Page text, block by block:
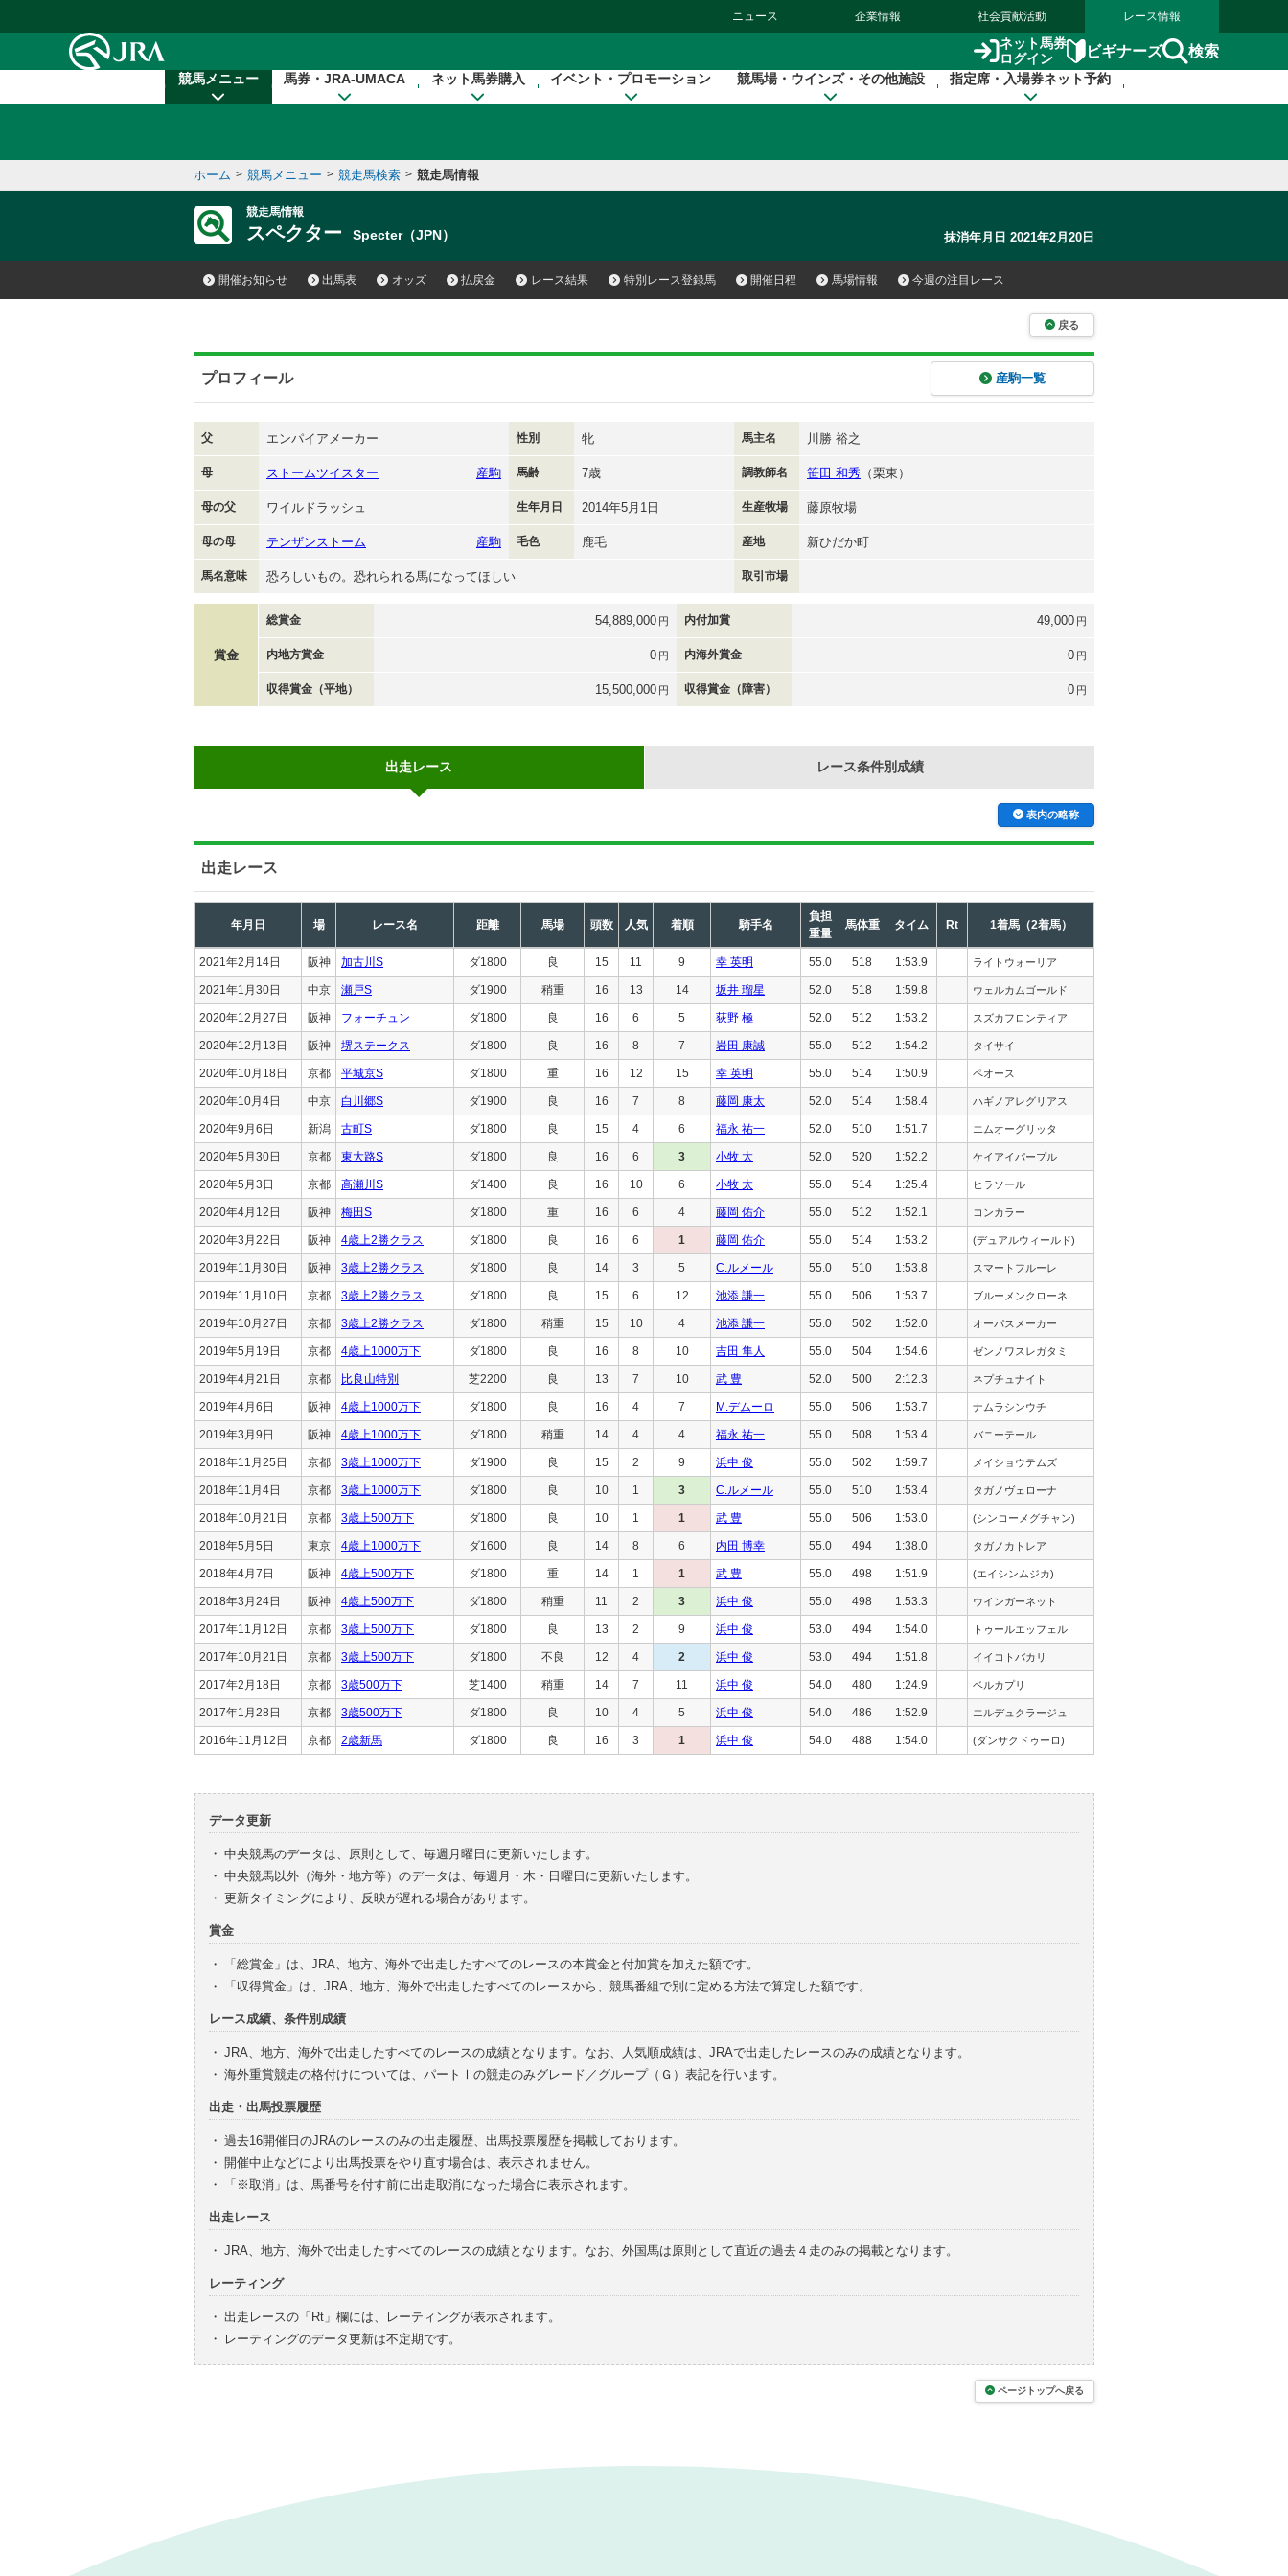
ニュース 企業情報 社会貢献活動 レース情報
ネット馬券
ログイン
ビギナーズ 検索
競馬メニュー 馬券・JRA-UMACA ネット馬券購入 イベント・プロモーション 競馬場・ウインズ・その他施設 指定席・入場券ネット予約
ホーム > 競馬メニュー > 競走馬検索 > 競走馬情報
競走馬情報
スペクター Specter（JPN） 抹消年月日 2021年2月20日
開催お知らせ 出馬表 オッズ 払戻金 レース結果 特別レース登録馬 開催日程 馬場情報 今週の注目レース
戻る
プロフィール 産駒一覧
父 エンパイアメーカー 性別 牝 馬主名 川勝 裕之
母 ストームツイスター 産駒 馬齢 7歳 調教師名 笹田 和秀 （栗東）
母の父 ワイルドラッシュ 生年月日 2014年5月1日 生産牧場 藤原牧場
母の母 テンザンストーム 産駒 毛色 鹿毛 産地 新ひだか町
馬名意味 恐ろしいもの。恐れられる馬になってほしい 取引市場
賞金
総賞金 54,889,000 円 内付加賞 49,000 円
内地方賞金 0 円 内海外賞金 0 円
収得賞金（平地） 15,500,000 円 収得賞金（障害） 0 円
出走レース レース条件別成績
表内の略称
出走レース
年月日 場 レース名 距離 馬場 頭数 人気 着順 騎手名
負担
重量
馬体重 タイム Rt 1着馬（2着馬）
2021年2月14日 阪神 加古川S ダ1800 良 15 11 9 幸 英明 55.0 518 1:53.9 ライトウォーリア
2021年1月30日 中京 瀬戸S ダ1900 稍重 16 13 14 坂井 瑠星 52.0 518 1:59.8 ウェルカムゴールド
2020年12月27日 阪神 フォーチュン ダ1800 良 16 6 5 荻野 極 52.0 512 1:53.2 スズカフロンティア
2020年12月13日 阪神 堺ステークス ダ1800 良 16 8 7 岩田 康誠 55.0 512 1:54.2 タイサイ
2020年10月18日 京都 平城京S ダ1800 重 16 12 15 幸 英明 55.0 514 1:50.9 ペオース
2020年10月4日 中京 白川郷S ダ1900 良 16 7 8 藤岡 康太 52.0 514 1:58.4 ハギノアレグリアス
2020年9月6日 新潟 古町S ダ1800 良 15 4 6 福永 祐一 52.0 510 1:51.7 エムオーグリッタ
2020年5月30日 京都 東大路S ダ1800 良 16 6 3 小牧 太 52.0 520 1:52.2 ケイアイパープル
2020年5月3日 京都 高瀬川S ダ1400 良 16 10 6 小牧 太 55.0 514 1:25.4 ヒラソール
2020年4月12日 阪神 梅田S ダ1800 重 16 6 4 藤岡 佑介 55.0 512 1:52.1 コンカラー
2020年3月22日 阪神 4歳上2勝クラス ダ1800 良 16 6 1 藤岡 佑介 55.0 514 1:53.2 (デュアルウィールド)
2019年11月30日 阪神 3歳上2勝クラス ダ1800 良 14 3 5 C.ルメール 55.0 510 1:53.8 スマートフルーレ
2019年11月10日 京都 3歳上2勝クラス ダ1800 良 15 6 12 池添 謙一 55.0 506 1:53.7 ブルーメンクローネ
2019年10月27日 京都 3歳上2勝クラス ダ1800 稍重 15 10 4 池添 謙一 55.0 502 1:52.0 オーパスメーカー
2019年5月19日 京都 4歳上1000万下 ダ1800 良 16 8 10 吉田 隼人 55.0 504 1:54.6 ゼンノワスレガタミ
2019年4月21日 京都 比良山特別 芝2200 良 13 7 10 武 豊 52.0 500 2:12.3 ネプチュナイト
2019年4月6日 阪神 4歳上1000万下 ダ1800 良 16 4 7 M.デムーロ 55.0 506 1:53.7 ナムラシンウチ
2019年3月9日 阪神 4歳上1000万下 ダ1800 稍重 14 4 4 福永 祐一 55.0 508 1:53.4 バニーテール
2018年11月25日 京都 3歳上1000万下 ダ1900 良 15 2 9 浜中 俊 55.0 502 1:59.7 メイショウテムズ
2018年11月4日 京都 3歳上1000万下 ダ1800 良 10 1 3 C.ルメール 55.0 510 1:53.4 タガノヴェローナ
2018年10月21日 京都 3歳上500万下 ダ1800 良 10 1 1 武 豊 55.0 506 1:53.0 (シンコーメグチャン)
2018年5月5日 東京 4歳上1000万下 ダ1600 良 14 8 6 内田 博幸 55.0 494 1:38.0 タガノカトレア
2018年4月7日 阪神 4歳上500万下 ダ1800 重 14 1 1 武 豊 55.0 498 1:51.9 (エイシンムジカ)
2018年3月24日 阪神 4歳上500万下 ダ1800 稍重 11 2 3 浜中 俊 55.0 498 1:53.3 ウインガーネット
2017年11月12日 京都 3歳上500万下 ダ1800 良 13 2 9 浜中 俊 53.0 494 1:54.0 トゥールエッフェル
2017年10月21日 京都 3歳上500万下 ダ1800 不良 12 4 2 浜中 俊 53.0 494 1:51.8 イイコトバカリ
2017年2月18日 京都 3歳500万下 芝1400 稍重 14 7 11 浜中 俊 54.0 480 1:24.9 ベルカプリ
2017年1月28日 京都 3歳500万下 ダ1800 良 10 4 5 浜中 俊 54.0 486 1:52.9 エルデュクラージュ
2016年11月12日 京都 2歳新馬 ダ1800 良 16 3 1 浜中 俊 54.0 488 1:54.0 (ダンサクドゥーロ)
データ更新
・ 中央競馬のデータは、原則として、毎週月曜日に更新いたします。
・ 中央競馬以外（海外・地方等）のデータは、毎週月・木・日曜日に更新いたします。
・ 更新タイミングにより、反映が遅れる場合があります。
賞金
・
「総賞金」は、JRA、地方、海外で出走したすべてのレースの本賞金と付加賞を加えた額です。
・
「収得賞金」は、JRA、地方、海外で出走したすべてのレースから、競馬番組で別に定める方法で算定した額です。
レース成績、条件別成績
・ JRA、地方、海外で出走したすべてのレースの成績となります。なお、人気順成績は、JRAで出走したレースのみの成績となります。
・ 海外重賞競走の格付けについては、パートⅠの競走のみグレード／グループ（Ｇ）表記を行います。
出走・出馬投票履歴
・ 過去16開催日のJRAのレースのみの出走履歴、出馬投票履歴を掲載しております。
・ 開催中止などにより出馬投票をやり直す場合は、表示されません。
・
「※取消」は、馬番号を付す前に出走取消になった場合に表示されます。
出走レース
・ JRA、地方、海外で出走したすべてのレースの成績となります。なお、外国馬は原則として直近の過去４走のみの掲載となります。
レーティング
・ 出走レースの「Rt」欄には、レーティングが表示されます。
・
レーティングのデータ更新は不定期です。
ページトップへ戻る